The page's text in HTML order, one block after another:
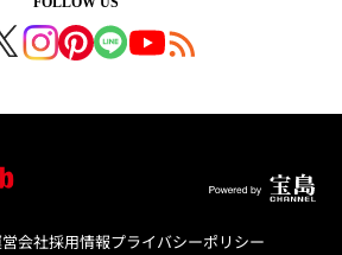
会社採用情報プライバシーポリシー